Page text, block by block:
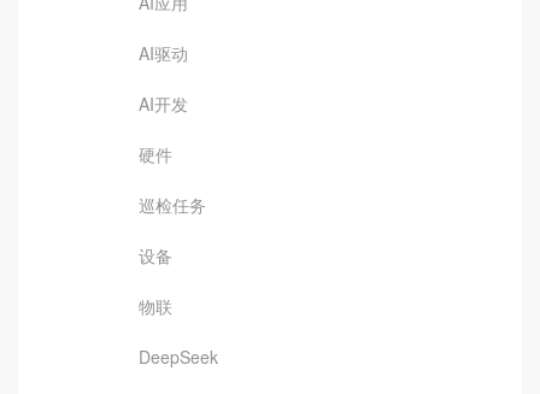
AI驱动
AI开发
硬件
巡检任务
设备
物联
DeepSeek